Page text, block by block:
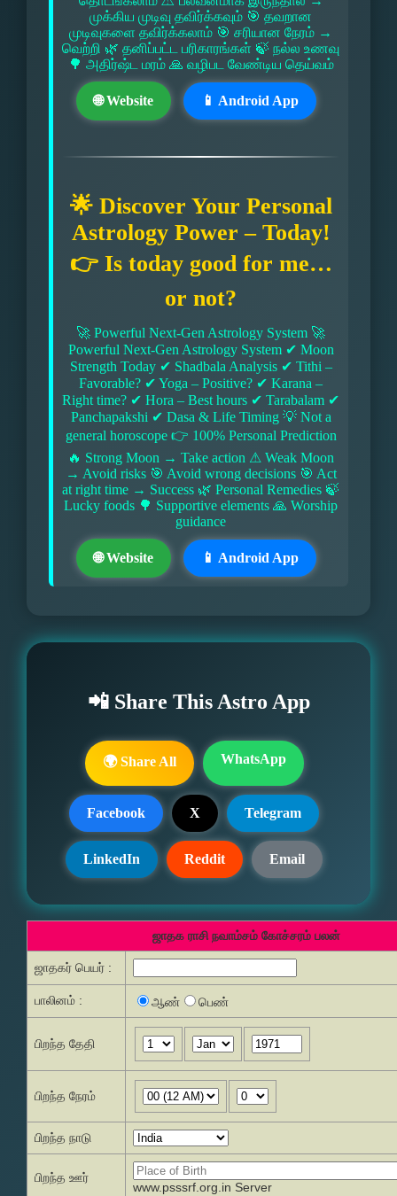
முக்கிய முடிவு தவிர்க்கவும் 🎯 தவறான
முடிவுகளை தவிர்க்கலாம் 🎯 சரியான நேரம் →
வெற்றி 🌿 தனிப்பட்ட பரிகாரங்கள் 🍃 நல்ல உணவு
🌳 அதிர்ஷ்ட மரம் 🙏 வழிபட வேண்டிய தெய்வம்
🌐 Website 📱 Android App
🌟 Discover Your Personal
Astrology Power – Today!
👉 Is today good for me…
or not?
🚀 Powerful Next-Gen Astrology System 🚀
Powerful Next-Gen Astrology System ✔ Moon
Strength Today ✔ Shadbala Analysis ✔ Tithi –
Favorable? ✔ Yoga – Positive? ✔ Karana –
Right time? ✔ Hora – Best hours ✔ Tarabalam ✔
Panchapakshi ✔ Dasa & Life Timing 💡 Not a
general horoscope 👉 100% Personal Prediction
🔥 Strong Moon → Take action ⚠ Weak Moon
→ Avoid risks 🎯 Avoid wrong decisions 🎯 Act
at right time → Success 🌿 Personal Remedies 🍃
Lucky foods 🌳 Supportive elements 🙏 Worship
guidance
🌐 Website 📱 Android App
📲 Share This Astro App
🌍 Share All WhatsApp
Facebook X Telegram
LinkedIn Reddit Email
ஜாதக ராசி நவாம்சம் கோச்சரம் பலன்
ஜாதகர் பெயர் :
பாலினம் : ஆண் பெண்
பிறந்த தேதி
பிறந்த நேரம்
பிறந்த நாடு
பிறந்த ஊர்
www.psssrf.org.in Server